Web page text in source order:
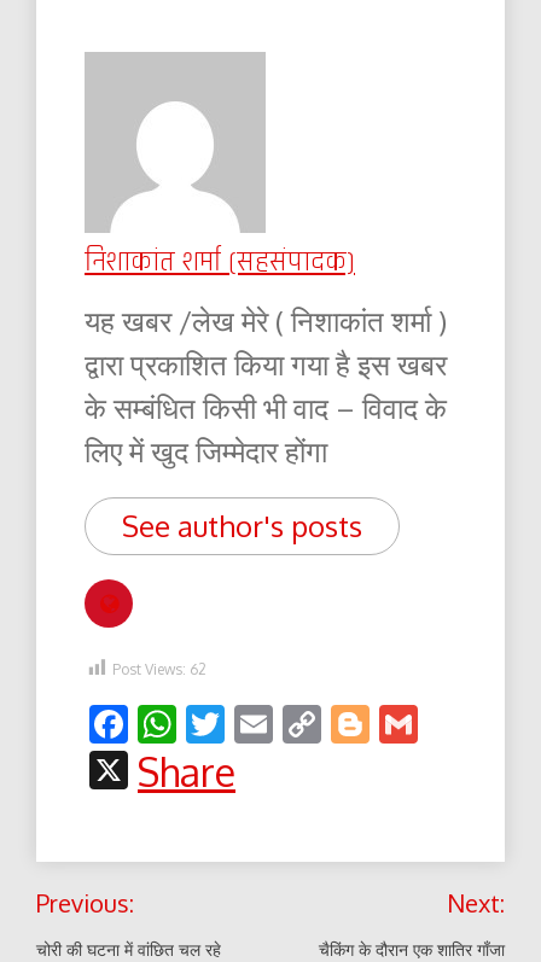
निशाकांत शर्मा (सहसंपादक)
यह खबर /लेख मेरे ( निशाकांत शर्मा )
द्वारा प्रकाशित किया गया है इस खबर
के सम्बंधित किसी भी वाद – विवाद के
लिए में खुद जिम्मेदार होंगा
See author's posts
Post Views: 62
Facebook
WhatsApp
Twitter
EmailCopyBlogger
X
Share
Post
navigation
Previous:
चोरी की घटना में वांछित चल रहे
Next:
चैकिंग के दौरान एक शातिर गाँजा